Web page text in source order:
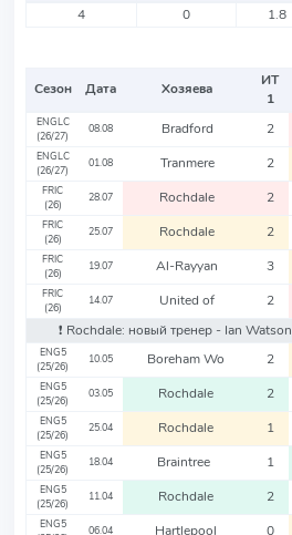
4
0 1.8
Сезон Дата Хозяева
ИТ
1
ENGLC
(26/27)
08.08 Bradford 2
ENGLC
(26/27)
01.08 Tranmere 2
FRIC
(26)
28.07 Rochdale 2
FRIC
(26)
25.07 Rochdale 2
FRIC
(26)
19.07 Al-Rayyan 3
FRIC
(26)
14.07 United of 2
❗️ Rochdale: новый тренер - Ian Watson
ENG5
(25/26)
10.05 Boreham Wo 2
ENG5
(25/26)
03.05 Rochdale 2
ENG5
(25/26)
25.04 Rochdale 1
ENG5
(25/26)
18.04 Braintree 1
ENG5
(25/26)
11.04 Rochdale 2
ENG5
06.04 Hartlepool 0